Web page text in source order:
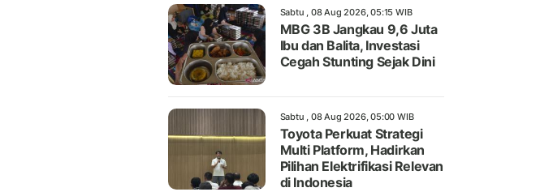
Sabtu , 08 Aug 2026, 05:15 WIB
MBG 3B Jangkau 9,6 Juta
Ibu dan Balita, Investasi
Cegah Stunting Sejak Dini
Sabtu , 08 Aug 2026, 05:00 WIB
Toyota Perkuat Strategi
Multi Platform, Hadirkan
Pilihan Elektrifikasi Relevan
di Indonesia